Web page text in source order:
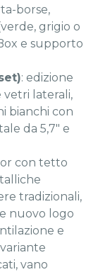
borse,
grigio o
e supporto
: edizione
vetri laterali,
bianchi con
da 5,7" e
con tetto
tradizionali,
nuovo logo
e
vano